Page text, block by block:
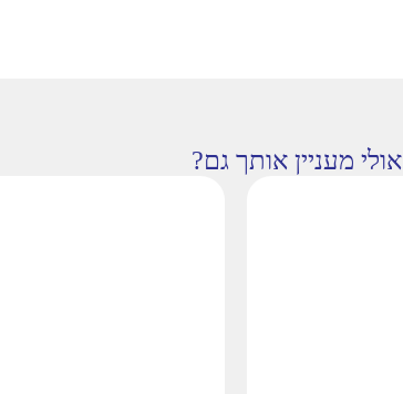
אולי מעניין אותך גם?